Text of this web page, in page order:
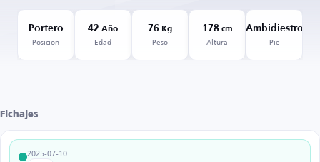
Portero
Posición
42 Año
Edad
76 Kg
Peso
178cm
Altura
Ambidiestro
Pie
Fichajes
2025-07-10